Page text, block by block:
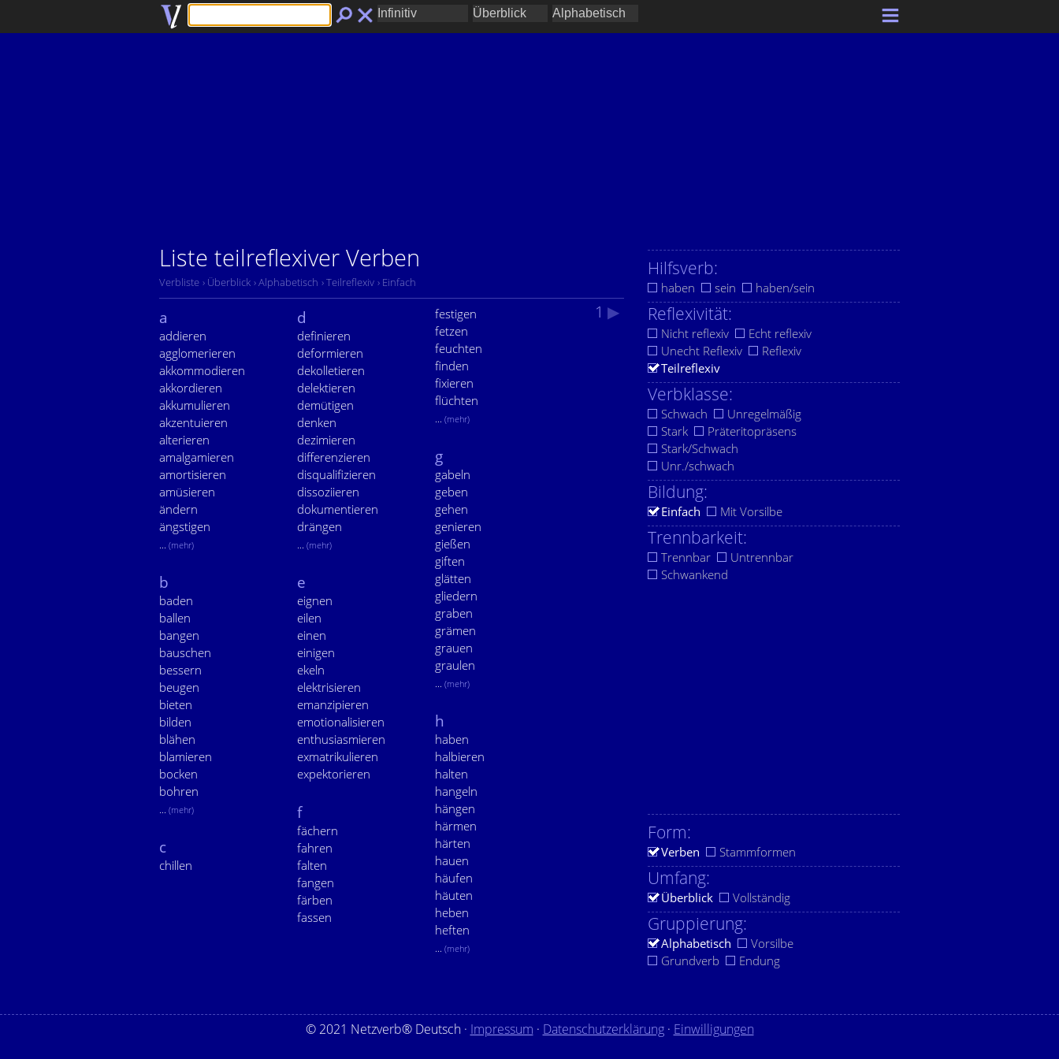
Liste teilreflexiver Verben
Verbliste › Überblick › Alphabetisch › Teilreflexiv › Einfach
1 ▶
a
addieren
agglomerieren
akkommodieren
akkordieren
akkumulieren
akzentuieren
alterieren
amalgamieren
amortisieren
amüsieren
ändern
ängstigen
... (mehr)
b
baden
ballen
bangen
bauschen
bessern
beugen
bieten
bilden
blähen
blamieren
bocken
bohren
... (mehr)
c
chillen
d
definieren
deformieren
dekolletieren
delektieren
demütigen
denken
dezimieren
differenzieren
disqualifizieren
dissoziieren
dokumentieren
drängen
... (mehr)
e
eignen
eilen
einen
einigen
ekeln
elektrisieren
emanzipieren
emotionalisieren
enthusiasmieren
exmatrikulieren
expektorieren
f
fächern
fahren
falten
fangen
färben
fassen
festigen
fetzen
feuchten
finden
fixieren
flüchten
... (mehr)
g
gabeln
geben
gehen
genieren
gießen
giften
glätten
gliedern
graben
grämen
grauen
graulen
... (mehr)
h
haben
halbieren
halten
hangeln
hängen
härmen
härten
hauen
häufen
häuten
heben
heften
... (mehr)
Hilfsverb:
haben sein haben/sein
Reflexivität:
Nicht reflexiv
Echt reflexiv
Unecht Reflexiv
Reflexiv
Teilreflexiv
Verbklasse:
Schwach
Unregelmäßig
Stark
Präteritopräsens
Stark/Schwach
Unr./schwach
Bildung:
Einfach Mit Vorsilbe
Trennbarkeit:
Trennbar
Untrennbar
Schwankend
Form:
Verben Stammformen
Umfang:
Überblick Vollständig
Gruppierung:
Alphabetisch
Vorsilbe
Grundverb
Endung
© 2021 Netzverb® Deutsch · Impressum · Datenschutzerklärung· Einwilligungen